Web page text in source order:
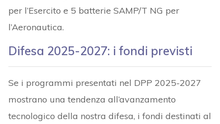
per l’Esercito e 5 batterie SAMP/T NG per
l’Aeronautica.
Difesa 2025-2027: i fondi previsti
Se i programmi presentati nel DPP 2025-2027
mostrano una tendenza all’avanzamento
tecnologico della nostra difesa, i fondi destinati al